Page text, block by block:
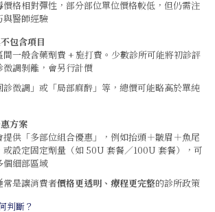
價格相對彈性，部分部位單位價格較低，但仍需注
與醫師經驗
包含項目
間一般含藥劑費 + 施打費。少數診所可能將初診評
微調剝離，會另行計價
診微調」或「局部麻醉」等，總價可能略高於單純
方案
提供「多部位組合優惠」，例如抬頭＋皺眉＋魚尾
或設定固定劑量（如 50U 套餐／100U 套餐），可
個細部區域
常是讓消費者價格更透明、療程更完整的診所政策
判斷？